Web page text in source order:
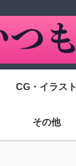
CG・イラスト
その他